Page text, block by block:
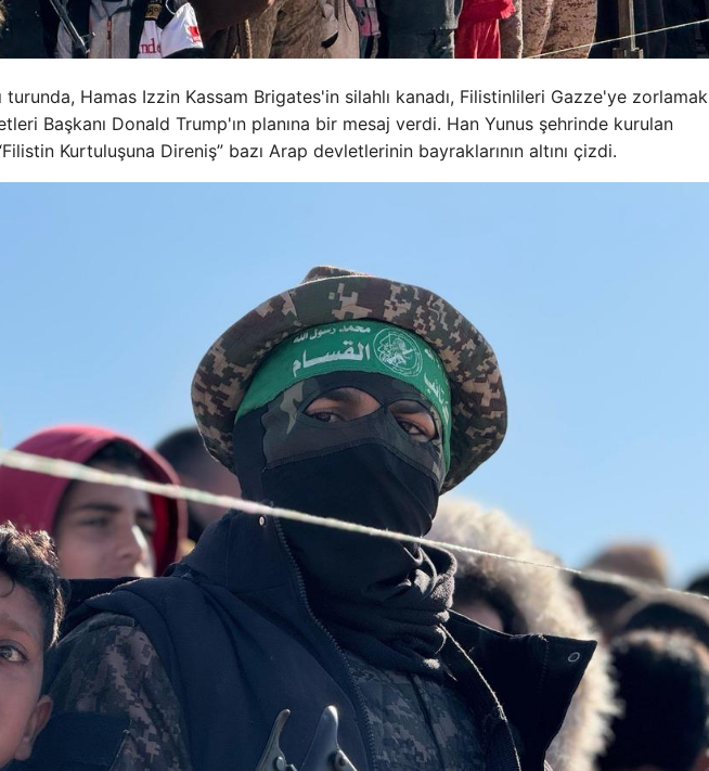
turunda, Hamas Izzin Kassam Brigates'in silahlı kanadı, Filistinlileri Gazze'ye zorlamak
Başkanı Donald Trump'ın planına bir mesaj verdi. Han Yunus şehrinde kurulan
Kurtuluşuna Direniş” bazı Arap devletlerinin bayraklarının altını çizdi.